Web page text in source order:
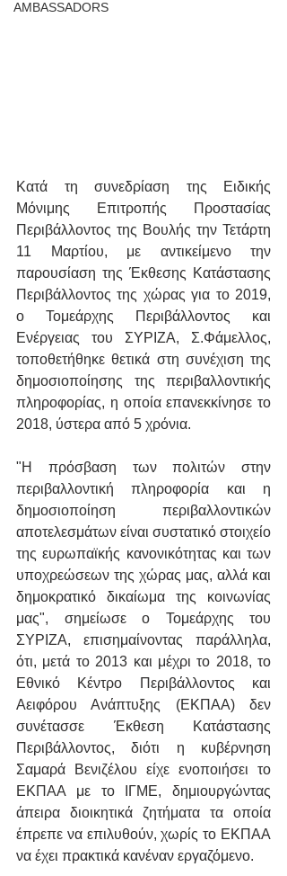
AMBASSADORS
Κατά τη συνεδρίαση της Ειδικής
Μόνιμης Επιτροπής Προστασίας
Περιβάλλοντος της Βουλής την Τετάρτη
11 Μαρτίου, με αντικείμενο την
παρουσίαση της Έκθεσης Κατάστασης
Περιβάλλοντος της χώρας για το 2019,
ο Τομεάρχης Περιβάλλοντος και
Ενέργειας του ΣΥΡΙΖΑ, Σ.Φάμελλος,
τοποθετήθηκε θετικά στη συνέχιση της
δημοσιοποίησης της περιβαλλοντικής
πληροφορίας, η οποία επανεκκίνησε το
2018, ύστερα από 5 χρόνια.
"H πρόσβαση των πολιτών στην
περιβαλλοντική πληροφορία και η
δημοσιοποίηση περιβαλλοντικών
αποτελεσμάτων είναι συστατικό στοιχείο
της ευρωπαϊκής κανονικότητας και των
υποχρεώσεων της χώρας μας, αλλά και
δημοκρατικό δικαίωμα της κοινωνίας
μας", σημείωσε ο Τομεάρχης του
ΣΥΡΙΖΑ, επισημαίνοντας παράλληλα,
ότι, μετά το 2013 και μέχρι το 2018, το
Εθνικό Κέντρο Περιβάλλοντος και
Αειφόρου Ανάπτυξης (ΕΚΠΑΑ) δεν
συνέτασσε Έκθεση Κατάστασης
Περιβάλλοντος, διότι η κυβέρνηση
Σαμαρά Βενιζέλου είχε ενοποιήσει το
ΕΚΠΑΑ με το ΙΓΜΕ, δημιουργώντας
άπειρα διοικητικά ζητήματα τα οποία
έπρεπε να επιλυθούν, χωρίς το ΕΚΠΑΑ
να έχει πρακτικά κανέναν εργαζόμενο.